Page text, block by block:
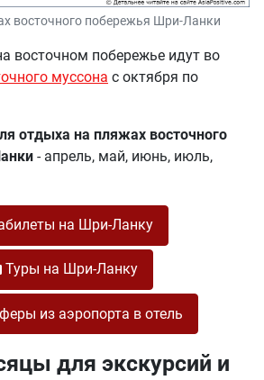
восточного побережья Шри-Ланки
восточном побережье идут во
муссона с октября по
отдыха на пляжах восточного
- апрель, май, июнь, июль,
на Шри-Ланку
Туры на Шри-Ланку
из аэропорта в отель
для экскурсий и